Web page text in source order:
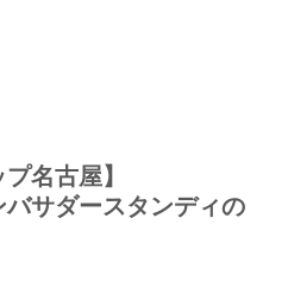
名古屋】
サダースタンディの